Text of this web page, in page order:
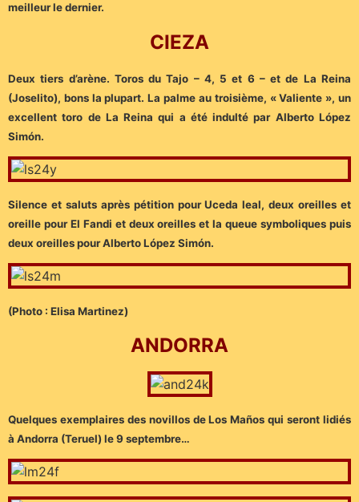
meilleur le dernier.
CIEZA
Deux tiers d’arène. Toros du Tajo – 4, 5 et 6 – et de La Reina
(Joselito), bons la plupart. La palme au troisième, « Valiente », un
excellent toro de La Reina qui a été indulté par Alberto López
Simón.
Silence et saluts après pétition pour Uceda leal, deux oreilles et
oreille pour El Fandi et deux oreilles et la queue symboliques puis
deux oreilles pour Alberto López Simón.
(Photo : Elisa Martinez)
ANDORRA
Quelques exemplaires des novillos de Los Maños qui seront lidiés
à Andorra (Teruel) le 9 septembre…